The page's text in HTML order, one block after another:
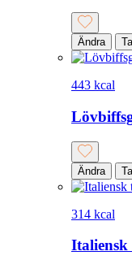
Ändra
443 kcal
Ändra
314 kcal
Italiensk